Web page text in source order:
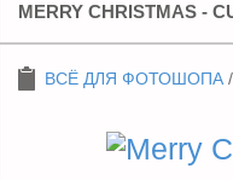
MERRY CHRISTMAS -
ВСЁ ДЛЯ ФОТОШОПА